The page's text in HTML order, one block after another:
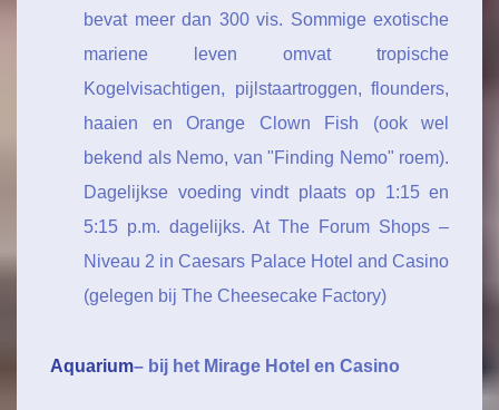
bevat meer dan 300 vis. Sommige exotische
mariene leven omvat tropische
Kogelvisachtigen, pijlstaartroggen, flounders,
haaien en Orange Clown Fish (ook wel
bekend als Nemo, van "Finding Nemo" roem).
Dagelijkse voeding vindt plaats op 1:15 en
5:15 p.m. dagelijks. At The Forum Shops –
Niveau 2 in Caesars Palace Hotel and Casino
(gelegen bij The Cheesecake Factory)
Aquarium– bij het Mirage Hotel en Casino